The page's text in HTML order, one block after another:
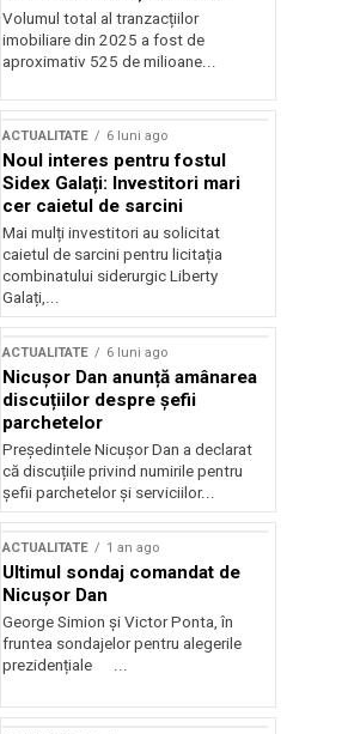
Volumul total al tranzacțiilor
imobiliare din 2025 a fost de
aproximativ 525 de milioane...
ACTUALITATE 6 luni ago
Noul interes pentru fostul
Sidex Galați: Investitori mari
cer caietul de sarcini
Mai mulți investitori au solicitat
caietul de sarcini pentru licitația
combinatului siderurgic Liberty
Galați,...
ACTUALITATE 6 luni ago
Nicușor Dan anunță amânarea
discuțiilor despre șefii
parchetelor
Președintele Nicușor Dan a declarat
că discuțiile privind numirile pentru
șefii parchetelor și serviciilor...
ACTUALITATE 1 an ago
Ultimul sondaj comandat de
Nicușor Dan
George Simion și Victor Ponta, în
fruntea sondajelor pentru alegerile
prezidențiale ...